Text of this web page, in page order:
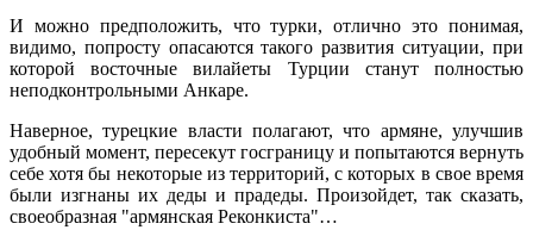
И можно предположить, что турки, отлично это понимая,
видимо, попросту опасаются такого развития ситуации, при
которой восточные вилайеты Турции станут полностью
неподконтрольными Анкаре.
Наверное, турецкие власти полагают, что армяне, улучшив
удобный момент, пересекут госграницу и попытаются вернуть
себе хотя бы некоторые из территорий, с которых в свое время
были изгнаны их деды и прадеды. Произойдет, так сказать,
своеобразная "армянская Реконкиста"…